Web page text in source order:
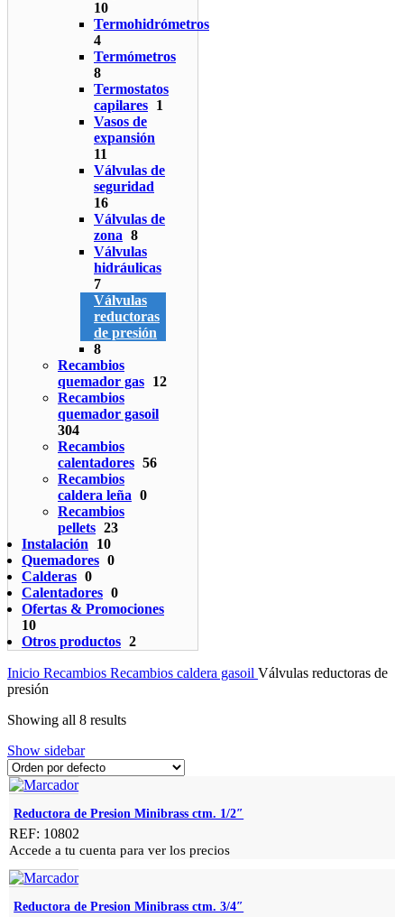
10
Termohidrómetros
4
Termómetros
8
Termostatos
capilares 1
Vasos de
expansión
11
Válvulas de
seguridad
16
Válvulas de
zona 8
Válvulas
hidráulicas
7
Válvulas
reductoras
de presión
8
Recambios
quemador gas 12
Recambios
quemador gasoil
304
Recambios
calentadores 56
Recambios
caldera leña 0
Recambios
pellets 23
Instalación
10
Quemadores 0
Calderas 0
Calentadores 0
Ofertas & Promociones
10
Otros productos 2
Inicio Recambios Recambios caldera gasoil Válvulas reductoras de
presión
Showing all 8 results
Show sidebar
Reductora de Presion Minibrass ctm. 1/2″
REF: 10802
Accede a tu cuenta para ver los precios
Reductora de Presion Minibrass ctm. 3/4″